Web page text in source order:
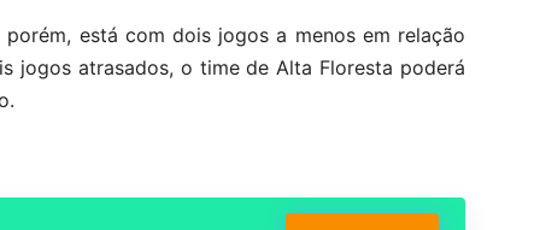
está com dois jogos a menos em relação
jogos atrasados, o time de Alta Floresta poderá